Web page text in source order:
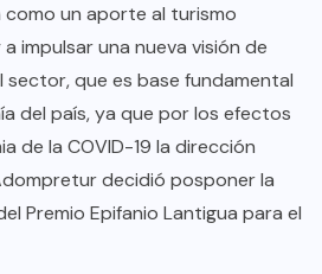
como un aporte al turismo
impulsar una nueva visión de
sector, que es base fundamental
del país, ya que por los efectos
de la COVID-19 la dirección
decidió posponer la
Premio Epifanio Lantigua para el